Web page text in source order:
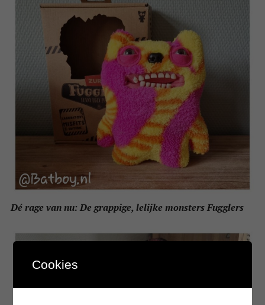
Dé rage van nu: De grappige, lelijke monsters Fugglers
Cookies